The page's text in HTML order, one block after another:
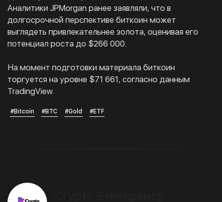
Аналитики JPMorgan ранее заявляли, что в
долгосрочной перспективе биткоин может
выглядеть привлекательнее золота, оценивая его
потенциал роста до $266 000.
На момент подготовки материала биткоин
торгуется на уровне $71 661, согласно данным
TradingView.
#Bitcoin #BTC #Gold #ETF